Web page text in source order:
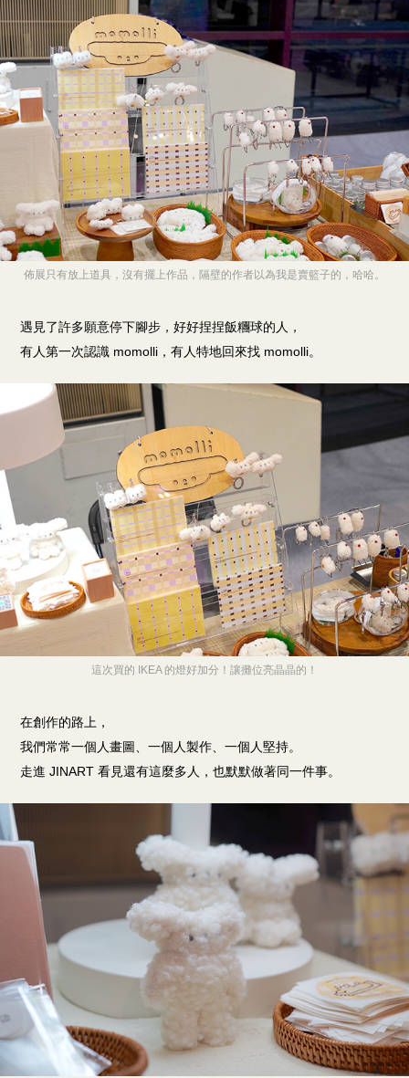
佈展只有放上道具，沒有擺上作品，隔壁的作者以為我是賣籃子的，哈哈。
遇見了許多願意停下腳步，好好捏捏飯糰球的人，
有人第一次認識 momolli，有人特地回來找 momolli。
這次買的 IKEA 的燈好加分！讓攤位亮晶晶的！
在創作的路上，
我們常常一個人畫圖、一個人製作、一個人堅持。
走進 JINART 看見還有這麼多人，也默默做著同一件事。